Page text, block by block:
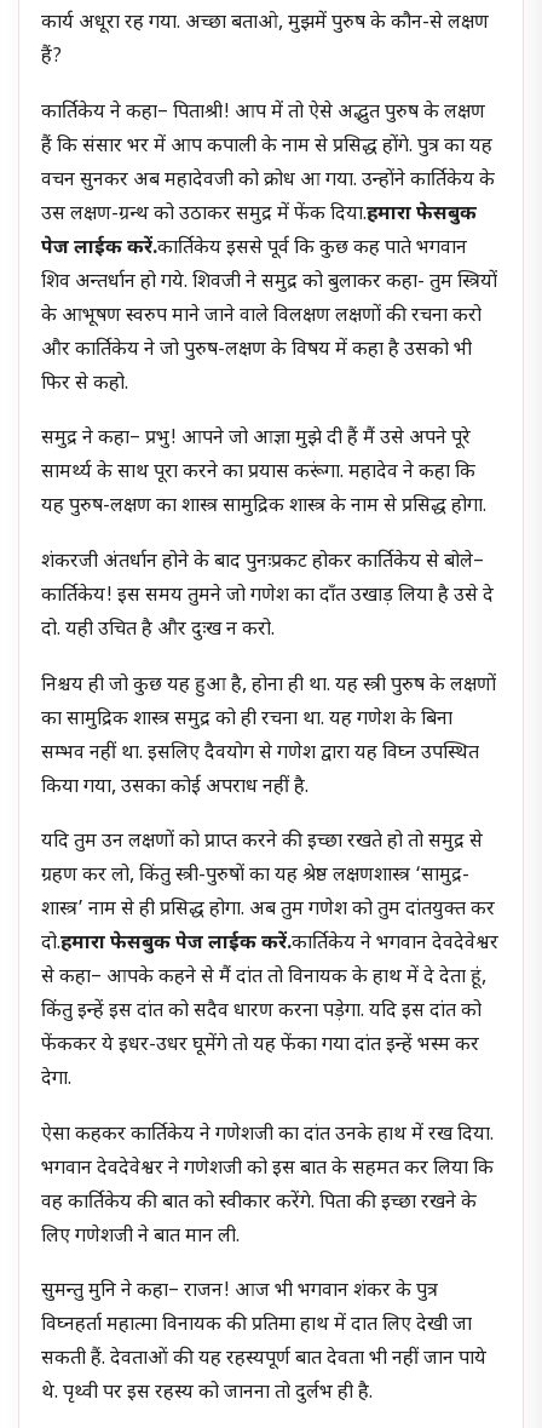
कार्य अधूरा रह गया. अच्छा बताओ, मुझमें पुरुष के कौन-से लक्षण
हैं?
कार्तिकेय ने कहा– पिताश्री! आप में तो ऐसे अद्भुत पुरुष के लक्षण
हैं कि संसार भर में आप कपाली के नाम से प्रसिद्ध होंगे. पुत्र का यह
वचन सुनकर अब महादेवजी को क्रोध आ गया. उन्होंने कार्तिकेय के
उस लक्षण-ग्रन्थ को उठाकर समुद्र में फेंक दिया.हमारा फेसबुक
पेज लाईक करें.कार्तिकेय इससे पूर्व कि कुछ कह पाते भगवान
शिव अन्तर्धान हो गये. शिवजी ने समुद्र को बुलाकर कहा- तुम स्त्रियों
के आभूषण स्वरुप माने जाने वाले विलक्षण लक्षणों की रचना करो
और कार्तिकेय ने जो पुरुष-लक्षण के विषय में कहा है उसको भी
फिर से कहो.
समुद्र ने कहा– प्रभु! आपने जो आज्ञा मुझे दी हैं मैं उसे अपने पूरे
सामर्थ्य के साथ पूरा करने का प्रयास करूंगा. महादेव ने कहा कि
यह पुरुष-लक्षण का शास्त्र सामुद्रिक शास्त्र के नाम से प्रसिद्ध होगा.
शंकरजी अंतर्धान होने के बाद पुनःप्रकट होकर कार्तिकेय से बोले–
कार्तिकेय! इस समय तुमने जो गणेश का दाँत उखाड़ लिया है उसे दे
दो. यही उचित है और दुःख न करो.
निश्चय ही जो कुछ यह हुआ है, होना ही था. यह स्त्री पुरुष के लक्षणों
का सामुद्रिक शास्त्र समुद्र को ही रचना था. यह गणेश के बिना
सम्भव नहीं था. इसलिए दैवयोग से गणेश द्वारा यह विघ्न उपस्थित
किया गया, उसका कोई अपराध नहीं है.
यदि तुम उन लक्षणों को प्राप्त करने की इच्छा रखते हो तो समुद्र से
ग्रहण कर लो, किंतु स्त्री-पुरुषों का यह श्रेष्ठ लक्षणशास्त्र ‘सामुद्र-
शास्त्र’ नाम से ही प्रसिद्ध होगा. अब तुम गणेश को तुम दांतयुक्त कर
दो.हमारा फेसबुक पेज लाईक करें.कार्तिकेय ने भगवान देवदेवेश्वर
से कहा– आपके कहने से मैं दांत तो विनायक के हाथ में दे देता हूं,
किंतु इन्हें इस दांत को सदैव धारण करना पड़ेगा. यदि इस दांत को
फेंककर ये इधर-उधर घूमेंगे तो यह फेंका गया दांत इन्हें भस्म कर
देगा.
ऐसा कहकर कार्तिकेय ने गणेशजी का दांत उनके हाथ में रख दिया.
भगवान देवदेवेश्वर ने गणेशजी को इस बात के सहमत कर लिया कि
वह कार्तिकेय की बात को स्वीकार करेंगे. पिता की इच्छा रखने के
लिए गणेशजी ने बात मान ली.
सुमन्तु मुनि ने कहा– राजन! आज भी भगवान शंकर के पुत्र
विघ्नहर्ता महात्मा विनायक की प्रतिमा हाथ में दात लिए देखी जा
सकती हैं. देवताओं की यह रहस्यपूर्ण बात देवता भी नहीं जान पाये
थे. पृथ्वी पर इस रहस्य को जानना तो दुर्लभ ही है.